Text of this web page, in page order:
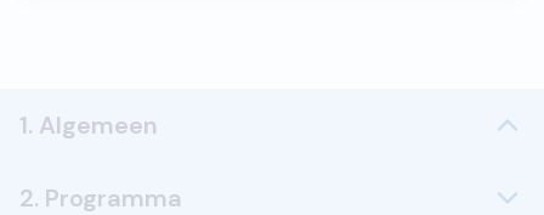
1. Algemeen
2. Programma